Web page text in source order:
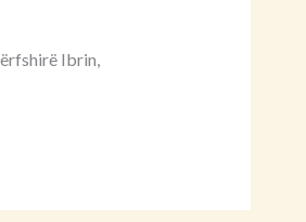
Ibrin,